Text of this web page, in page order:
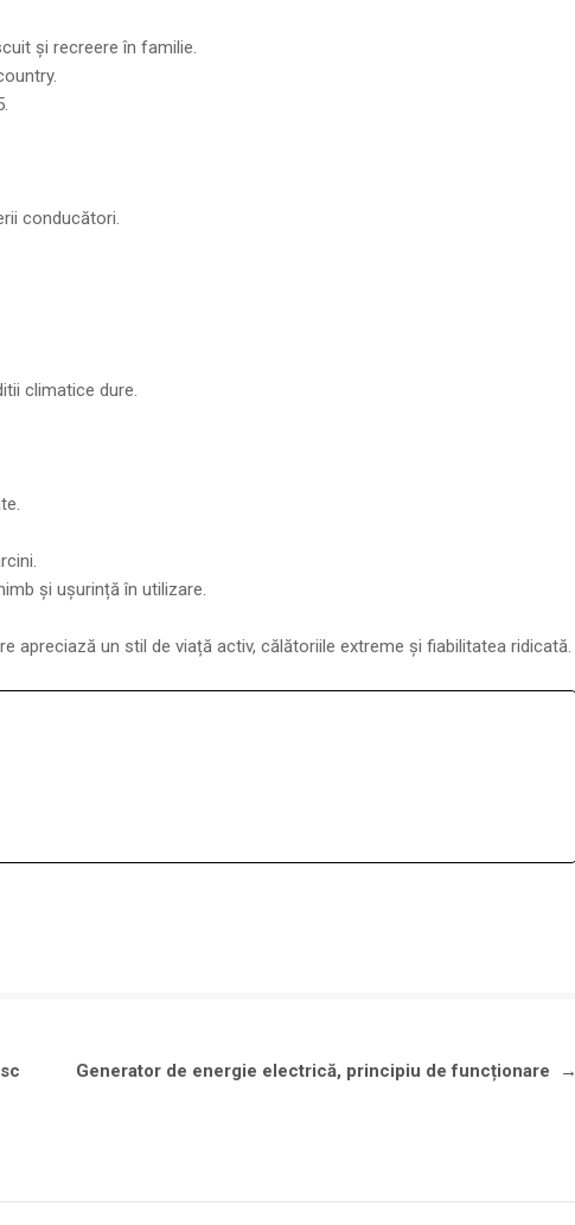
și recreere în familie.
conducători.
climatice dure.
și ușurință în utilizare.
apreciază un stil de viață activ, călătoriile extreme și fiabilitatea ridicată.
Generator de energie electrică, principiu de funcționare →